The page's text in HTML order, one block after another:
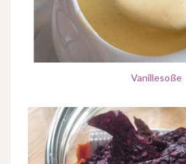
Vanillesoße